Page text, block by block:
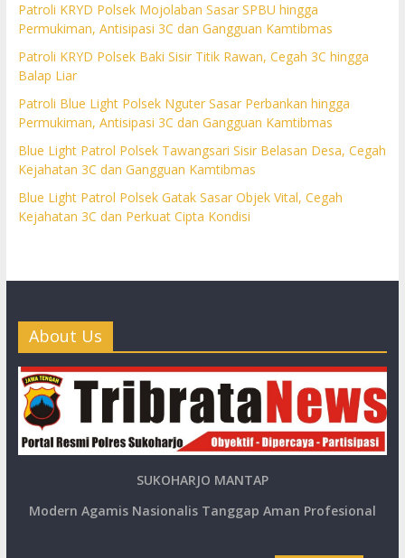
Patroli KRYD Polsek Mojolaban Sasar SPBU hingga
Permukiman, Antisipasi 3C dan Gangguan Kamtibmas
Patroli KRYD Polsek Baki Sisir Titik Rawan, Cegah 3C hingga
Balap Liar
Patroli Blue Light Polsek Nguter Sasar Perbankan hingga
Permukiman, Antisipasi 3C dan Gangguan Kamtibmas
Blue Light Patrol Polsek Tawangsari Sisir Belasan Desa, Cegah
Kejahatan 3C dan Gangguan Kamtibmas
Blue Light Patrol Polsek Gatak Sasar Objek Vital, Cegah
Kejahatan 3C dan Perkuat Cipta Kondisi
About Us
SUKOHARJO MANTAP
Modern Agamis Nasionalis Tanggap Aman Profesional